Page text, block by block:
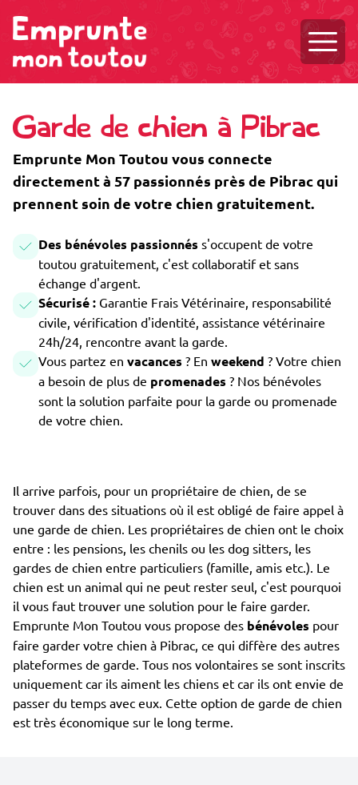
Garde de chien à Pibrac
Emprunte Mon Toutou vous connecte
directement à 57 passionnés près de Pibrac qui
prennent soin de votre chien gratuitement.
Des bénévoles passionnés s'occupent de votre
toutou gratuitement, c'est collaboratif et sans
échange d'argent.
Sécurisé : Garantie Frais Vétérinaire, responsabilité
civile, vérification d'identité, assistance vétérinaire
24h/24, rencontre avant la garde.
Vous partez en vacances ? En weekend ? Votre chien
a besoin de plus de promenades ? Nos bénévoles
sont la solution parfaite pour la garde ou promenade
de votre chien.
Il arrive parfois, pour un propriétaire de chien, de se
trouver dans des situations où il est obligé de faire appel à
une garde de chien. Les propriétaires de chien ont le choix
entre : les pensions, les chenils ou les dog sitters, les
gardes de chien entre particuliers (famille, amis etc.). Le
chien est un animal qui ne peut rester seul, c'est pourquoi
il vous faut trouver une solution pour le faire garder.
Emprunte Mon Toutou vous propose des bénévoles pour
faire garder votre chien à Pibrac, ce qui diffère des autres
plateformes de garde. Tous nos volontaires se sont inscrits
uniquement car ils aiment les chiens et car ils ont envie de
passer du temps avec eux. Cette option de garde de chien
est très économique sur le long terme.